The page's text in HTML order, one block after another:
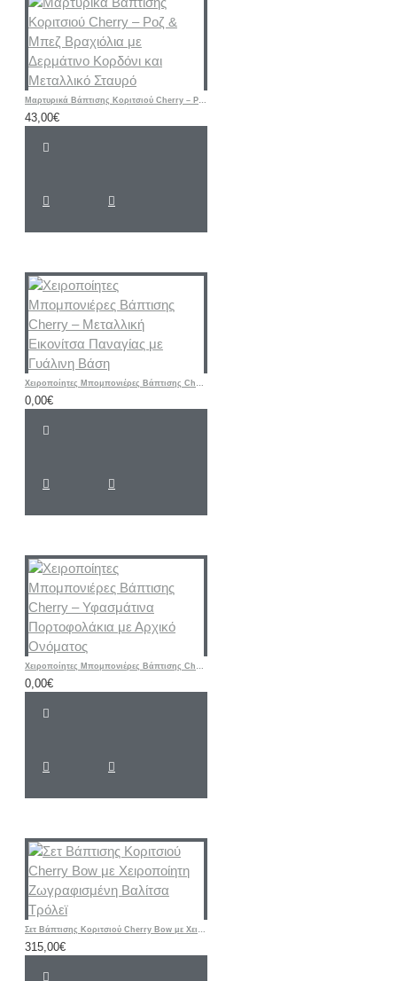
Μαρτυρικά Βάπτισης Κοριτσιού Cherry – Ροζ & Μπεζ Βραχιόλια με Δερμάτινο Κορδόνι και Μεταλλικό Σταυρό
43,00€
Χειροποίητες Μπομπονιέρες Βάπτισης Cherry – Μεταλλική Εικονίτσα Παναγίας με Γυάλινη Βάση
0,00€
Χειροποίητες Μπομπονιέρες Βάπτισης Cherry – Υφασμάτινα Πορτοφολάκια με Αρχικό Ονόματος
0,00€
Σετ Βάπτισης Κοριτσιού Cherry Bow με Χειροποίητη Ζωγραφισμένη Βαλίτσα Τρόλεϊ
315,00€